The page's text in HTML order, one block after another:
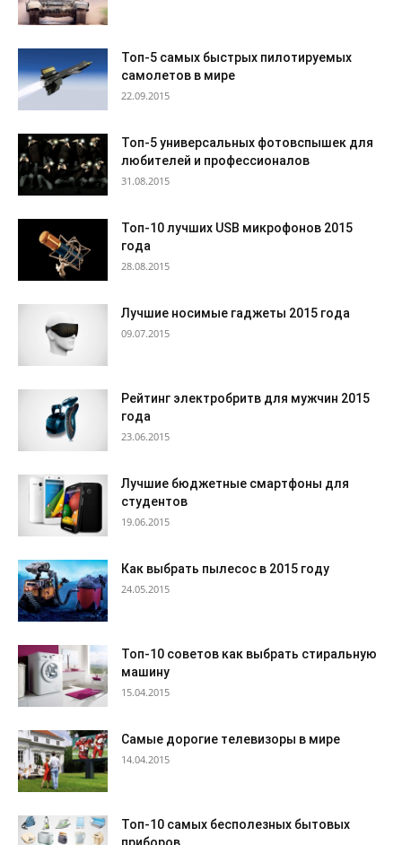
Топ-5 самых быстрых пилотируемых
самолетов в мире
22.09.2015
Топ-5 универсальных фотовспышек для
любителей и профессионалов
31.08.2015
Топ-10 лучших USB микрофонов 2015
года
28.08.2015
Лучшие носимые гаджеты 2015 года
09.07.2015
Рейтинг электробритв для мужчин 2015
года
23.06.2015
Лучшие бюджетные смартфоны для
студентов
19.06.2015
Как выбрать пылесос в 2015 году
24.05.2015
Топ-10 советов как выбрать стиральную
машину
15.04.2015
Самые дорогие телевизоры в мире
14.04.2015
Топ-10 самых бесполезных бытовых